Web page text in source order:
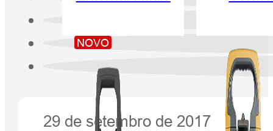
NOVO
29 de setembro de 2017